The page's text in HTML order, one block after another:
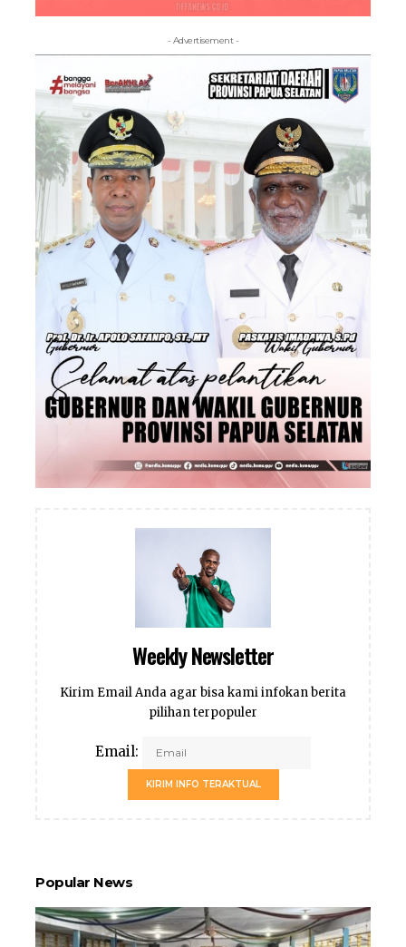
- Advertisement -
Weekly Newsletter
Kirim Email Anda agar bisa kami infokan berita
pilihan terpopuler
Email:
KIRIM INFO TERAKTUAL
Popular News